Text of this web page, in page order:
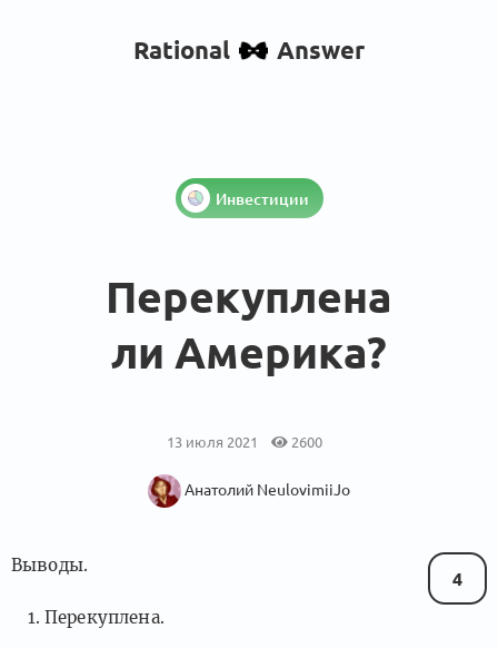
Rational Answer
Инвестиции
Перекуплена
ли Америка?
13 июля 2021 2600
Анатолий NeulovimiiJo
4
Выводы.
Перекуплена.